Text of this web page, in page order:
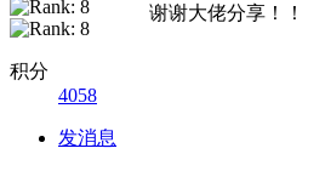
积分
4058
发消息
谢谢大佬分享！！